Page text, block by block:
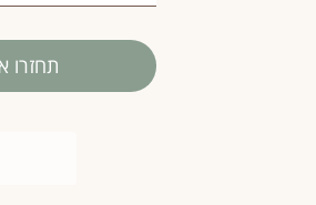
תחזרו